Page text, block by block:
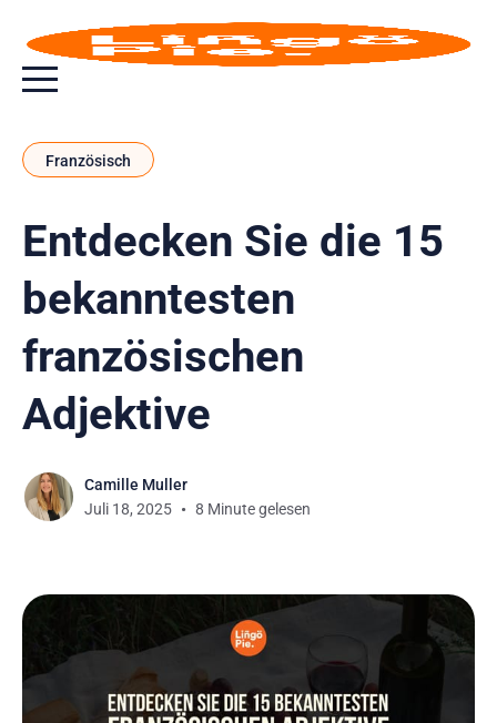
Menu toggle button
Französisch
Entdecken Sie die 15
bekanntesten
französischen
Adjektive
Camille Muller
Juli 18, 2025
8 Minute gelesen